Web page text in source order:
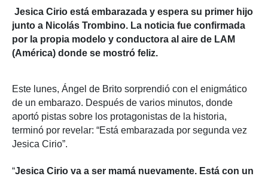
Jesica Cirio está embarazada y espera su primer hijo
junto a Nicolás Trombino. La noticia fue confirmada
por la propia modelo y conductora al aire de LAM
(América) donde se mostró feliz.
Este lunes, Ángel de Brito sorprendió con el enigmático
de un embarazo. Después de varios minutos, donde
aportó pistas sobre los protagonistas de la historia,
terminó por revelar: “Está embarazada por segunda vez
Jesica Cirio”.
“Jesica Cirio va a ser mamá nuevamente. Está con un